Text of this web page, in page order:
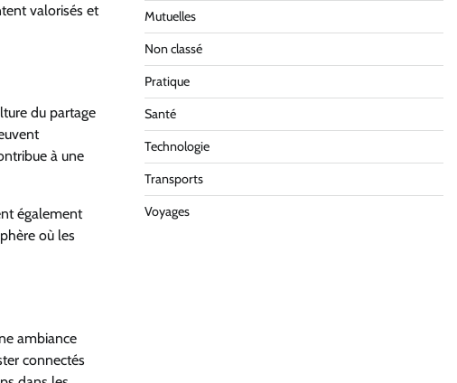
valorisés et
du partage
à une
également
où les
ambiance
connectés
Mutuelles
Non classé
Pratique
Santé
Technologie
Transports
Voyages